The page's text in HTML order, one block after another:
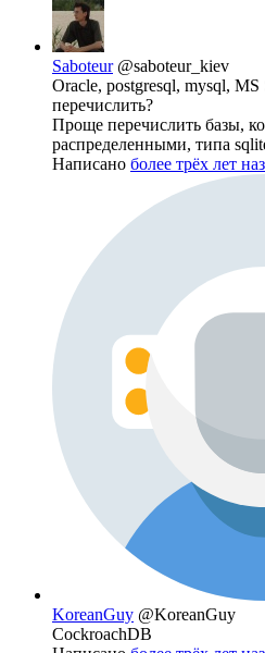
Saboteur @saboteur_kiev
Oracle, postgresql, mysql,
перечислить?
Проще перечислить базы,
распределенными, типа
Написано более трёх лет
KoreanGuy @KoreanGuy
CockroachDB